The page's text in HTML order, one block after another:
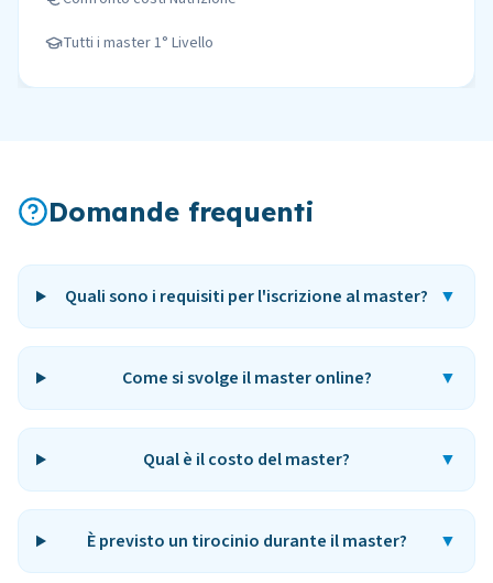
Tutti i master1° Livello
Domande frequenti
Quali sono i requisiti per l'iscrizione al master? ▼
Come si svolge il master online? ▼
Qual è il costo del master? ▼
È previsto un tirocinio durante il master? ▼